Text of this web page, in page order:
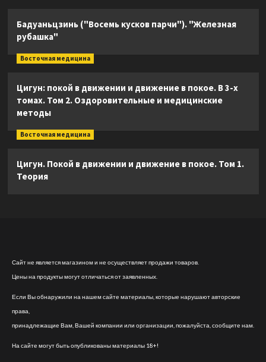
Бадуаньцзинь ("Восемь кусков парчи"). "Железная
рубашка"
Восточная медицина
Цигун: покой в движении и движение в покое. В 3-х
томах. Том 2. Оздоровительные и медицинские
методы
Восточная медицина
Цигун. Покой в движении и движение в покое. Том 1.
Теория
Сайт не является магазином и не осуществляет продажи товаров.
Цены на продукты могут отличаться от заявленных.
Если Вы обнаружили на нашем сайте материалы, которые нарушают авторские
права,
принадлежащие Вам, Вашей компании или организации, пожалуйста, сообщите нам.
На сайте могут быть опубликованы материалы 18+!